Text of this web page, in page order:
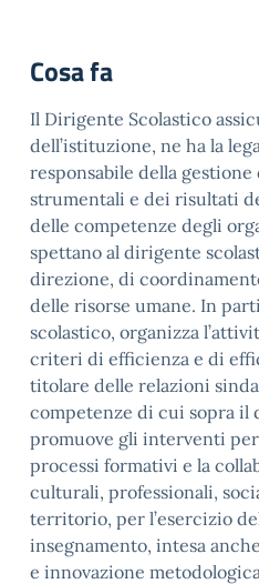
Cosa fa
Il Dirigente Scolastico
dell’istituzione, ne ha la
responsabile della
strumentali e dei risultati
delle competenze degli
spettano al dirigente
direzione, di
delle risorse umane. In
scolastico, organizza
criteri di efficienza e di
titolare delle relazioni
competenze di cui sopra il
promuove gli interventi
processi formativi e la
culturali, professionali,
territorio, per l’esercizio
insegnamento, intesa
e innovazione